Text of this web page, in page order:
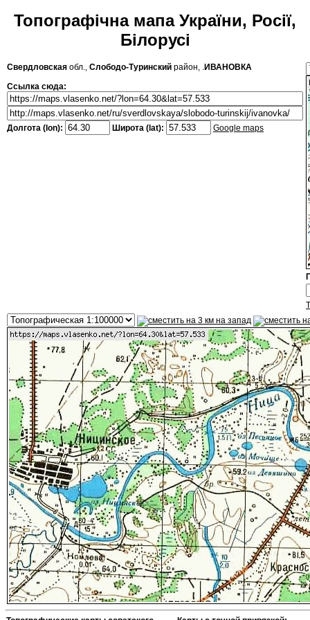
Топографічна мапа України, Росії,
Білорусі
Свердловская обл., Слободо-Туринский район, .ИВАНОВКА
Ссылка сюда:
Долгота (lon): Широта (lat): Google maps